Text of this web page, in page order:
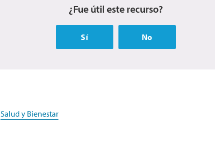
¿Fue útil este recurso?
Sí No
Salud y Bienestar